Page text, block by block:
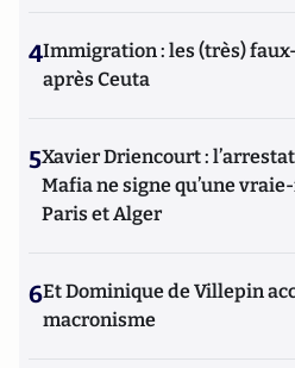
4Immigration : les (très)
après Ceuta
5Xavier Driencourt :
Mafia ne signe qu’une
Paris et Alger
6Et Dominique de Villepin
macronisme